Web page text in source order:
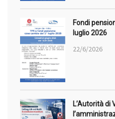
Fondi
luglio 2026
22/6/2026
L’Autorità di